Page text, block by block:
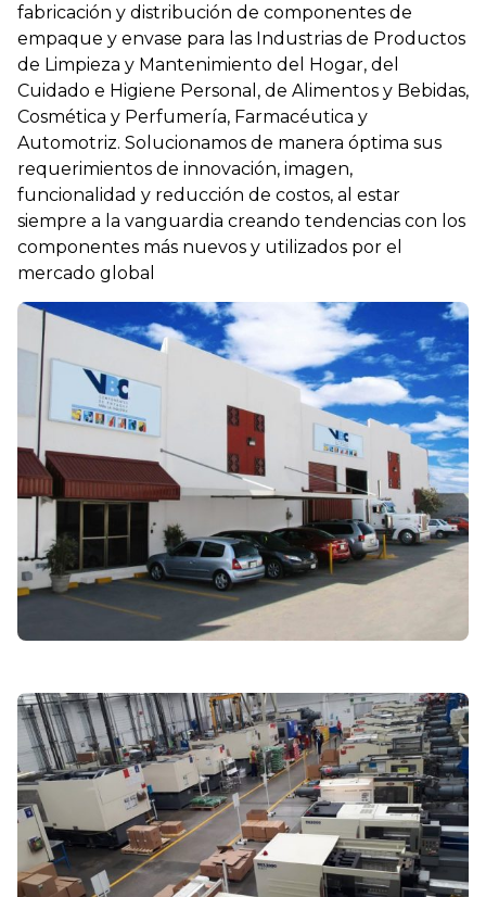
fabricación y distribución de componentes de
empaque y envase para las Industrias de Productos
de Limpieza y Mantenimiento del Hogar, del
Cuidado e Higiene Personal, de Alimentos y Bebidas,
Cosmética y Perfumería, Farmacéutica y
Automotriz. Solucionamos de manera óptima sus
requerimientos de innovación, imagen,
funcionalidad y reducción de costos, al estar
siempre a la vanguardia creando tendencias con los
componentes más nuevos y utilizados por el
mercado global